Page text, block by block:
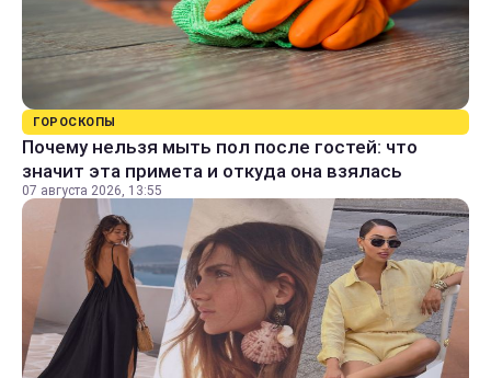
ГОРОСКОПЫ
Почему нельзя мыть пол после гостей: что
значит эта примета и откуда она взялась
07 августа 2026, 13:55